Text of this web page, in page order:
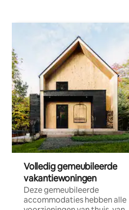
Volledig gemeubileerde
vakantiewoningen
Deze gemeubileerde
accommodaties hebben alle